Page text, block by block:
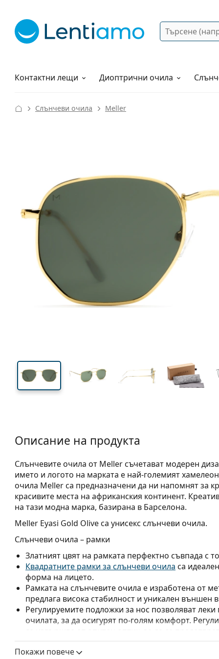
Търсене
Контактни лещи
Разтвори Диоптрични очила
Как да поръчам?
Слънчеви очила Meller
45 mm
Височина на стъклото
51 mm
Ширина на стъклото
Описание на продукта
Слънчевите очила от Meller съчетават модерен
името и логото на марката е най-големият
очила Meller са предназначени да ни напомнят за
красивите места на африканския континент.
на тази модна марка, базирана в Барселона.
Meller Eyasi Gold Oliveса унисекс слънчеви очила.
Слънчеви очила – рамки
Златният цвят на рамката перфектно съвпада с
Квадратните рамки за слънчеви очила са
форма на лицето.
Рамката на слънчевите очила е изработена от
предлага висока стабилност и уникален външен
Регулируемите подложки за нос позволяват
очилата, за да осигурят по-голям комфорт.
Слънчеви очила – стъкла
Покажи повече